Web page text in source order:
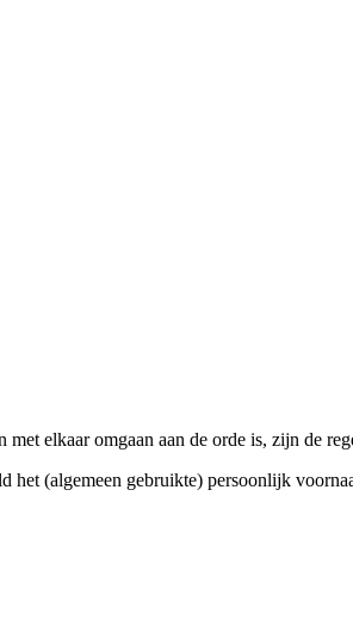
elkaar omgaan aan de orde is, zijn de
(algemeen gebruikte) persoonlijk